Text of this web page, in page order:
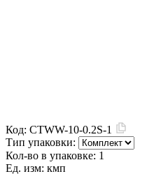
Код: CTWW-10-0.2S-1
Тип упаковки:
Кол-во в упаковке: 1
Ед. изм: кмп